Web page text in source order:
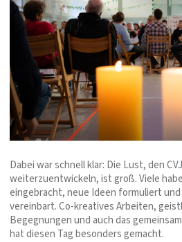
Dabei war schnell klar: Die Lust, den
weiterzuentwickeln, ist groß. Viele
eingebracht, neue Ideen formuliert
vereinbart. Co-kreatives Arbeiten,
Begegnungen und auch das
hat diesen Tag besonders gemacht.